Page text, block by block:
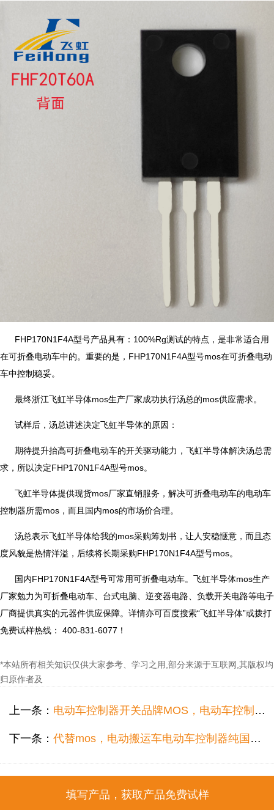
FHP170N1F4A型号产品具有：100%Rg测试的特点，是非常适合用
在可折叠电动车中的。重要的是，FHP170N1F4A型号mos在可折叠电动
车中控制稳妥。
最终浙江飞虹半导体mos生产厂家成功执行汤总的mos供应需求。
试样后，汤总讲述决定飞虹半导体的原因：
期待提升抬高可折叠电动车的开关驱动能力，飞虹半导体解决汤总需
求，所以决定FHP170N1F4A型号mos。
飞虹半导体提供现货mos厂家直销服务，解决可折叠电动车的电动车
控制器所需mos，而且国内mos的市场价合理。
汤总表示飞虹半导体给我的mos采购筹划书，让人安稳惬意，而且态
度风貌是热情洋溢，后续将长期采购FHP170N1F4A型号mos。
国内FHP170N1F4A型号可常用可折叠电动车。飞虹半导体mos生产
厂家勉力为可折叠电动车、台式电脑、逆变器电路、负载开关电路等电子
厂商提供真实的元器件供应保障。详情亦可百度搜索“飞虹半导体”或拨打
免费试样热线： 400-831-6077！
*本站所有相关知识仅供大家参考、学习之用,部分来源于互联网,其版权均
归原作者及
上一条： 电动车控制器开关品牌MOS，电动车控制器开关n沟道增强型MOS工厂批发哪个好？
下一条： 代替mos，电动搬运车电动车控制器纯国产低压mos销售哪个好？
填写产品，获取产品免费试样